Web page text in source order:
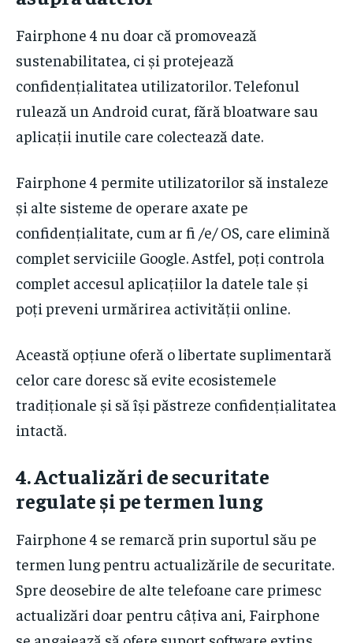
Fairphone 4 nu doar că promovează
sustenabilitatea, ci și protejează
confidențialitatea utilizatorilor. Telefonul
rulează un Android curat, fără bloatware sau
aplicații inutile care colectează date.
Fairphone 4 permite utilizatorilor să instaleze
și alte sisteme de operare axate pe
confidențialitate, cum ar fi /e/ OS, care elimină
complet serviciile Google. Astfel, poți controla
complet accesul aplicațiilor la datele tale și
poți preveni urmărirea activității online.
Această opțiune oferă o libertate suplimentară
celor care doresc să evite ecosistemele
tradiționale și să își păstreze confidențialitatea
intactă.
4.Actualizări de securitate
regulate și pe termen lung
Fairphone 4 se remarcă prin suportul său pe
termen lung pentru actualizările de securitate.
Spre deosebire de alte telefoane care primesc
actualizări doar pentru câțiva ani, Fairphone